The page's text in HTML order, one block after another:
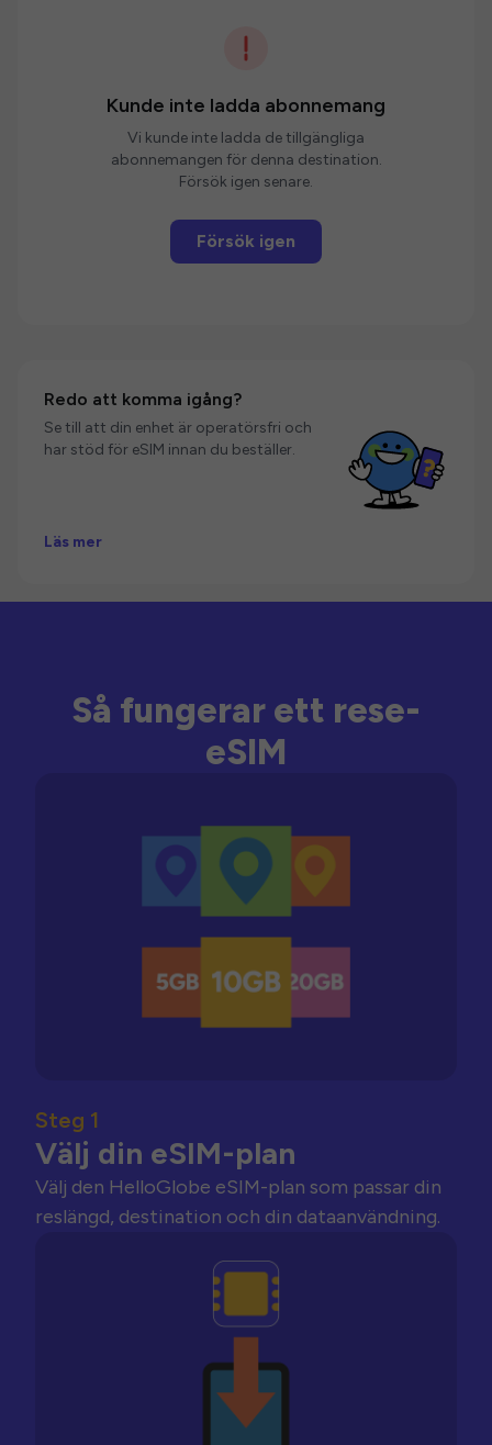
Kunde inte ladda abonnemang
Vi kunde inte ladda de tillgängliga
abonnemangen för denna destination.
Försök igen senare.
Försök igen
Redo att komma igång?
Se till att din enhet är operatörsfri och
har stöd för eSIM innan du beställer.
Läs mer
Så fungerar ett rese-
eSIM
Steg 1
Välj din eSIM-plan
Välj den HelloGlobe eSIM-plan som passar din
reslängd, destination och din dataanvändning.